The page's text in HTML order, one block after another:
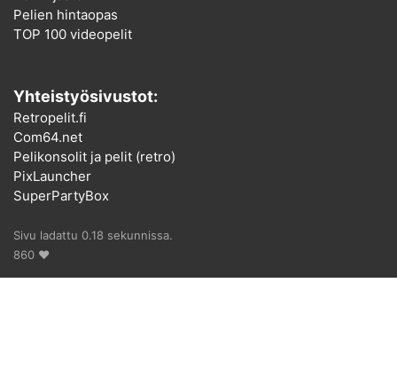
Pelien hintaopas
TOP 100 videopelit
Yhteistyösivustot:
Retropelit.fi
Com64.net
Pelikonsolit ja pelit (retro)
PixLauncher
SuperPartyBox
Sivu ladattu 0.18 sekunnissa.
860 ♥